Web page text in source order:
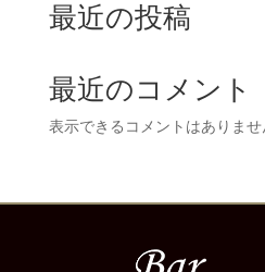
最近の投稿
最近のコメント
表示できるコメントはありませ